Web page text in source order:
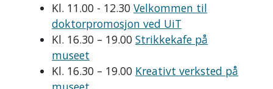
Kl. 11.00 - 12.30 Velkommen til
doktorpromosjon ved UiT
Kl. 16.30 – 19.00 Strikkekafe på
museet
Kl. 16.30 – 19.00 Kreativt verksted på